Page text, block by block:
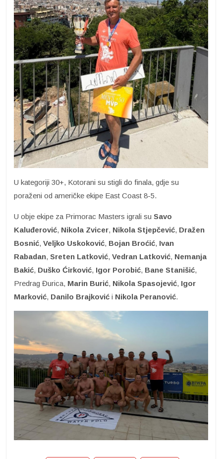
U kategoriji 30+, Kotorani su stigli do finala, gdje su
poraženi od američke ekipe East Coast 8-5.
U obje ekipe za Primorac Masters igrali su Savo
Kaluđerović, Nikola Zvicer, Nikola Stjepčević, Dražen
Bosnić, Veljko Uskoković, Bojan Broćić, Ivan
Rabadan, Sreten Latković, Vedran Latković, Nemanja
Bakić, Duško Ćirković, Igor Porobić, Bane Stanišić,
Predrag Đurica, Marin Burić, Nikola Spasojević, Igor
Marković, Danilo Brajković i Nikola Peranović.